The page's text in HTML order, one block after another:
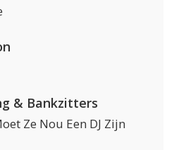
& Bankzitters
Ze Nou Een DJ Zijn